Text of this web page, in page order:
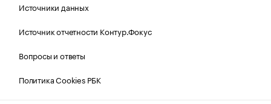
Источники данных
Источник отчетности Контур.Фокус
Вопросы и ответы
Политика Cookies РБК